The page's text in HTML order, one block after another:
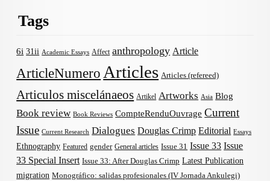
Tags
6i 31ii Academic Essays Affect anthropology Article
ArticleNumero Articles Articles (refereed)
Articulos miscelánaeos Artikel Artworks Asia Blog
Book review Book Reviews CompteRenduOuvrage Current
Issue Current Research Dialogues Douglas Crimp Editorial Essays
Ethnography Featured gender General articles Issue 31 Issue 33 Issue
33 Special Insert Issue 33: After Douglas Crimp Latest Publication
migration Monográfico: salidas profesionales (IV Jornada Ankulegi)